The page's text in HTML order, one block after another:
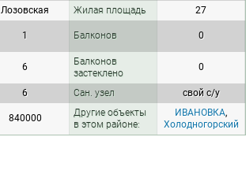
Лозовская Жилая площадь
27
1 Балконов 0
6
Балконов
застеклено
0
6 Сан. узел свой с/у
840000
Другие объекты
в этом районе:
ИВАНОВКА,
Холодногорский